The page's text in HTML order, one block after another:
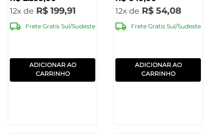
12
R$ 199,91
Frete Gratis Sul/Sudeste
ADICIONAR AO
CARRINHO
12
R$ 54,08
Frete Gratis Sul/Sudeste
ADICIONAR AO
CARRINHO